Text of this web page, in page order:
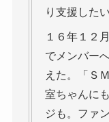
り支援した
１６年１２
でメンバー
えた。「Ｓ
室ちゃんに
ジも。ファ